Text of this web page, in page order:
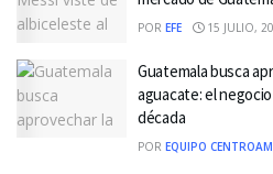
POR EFE 15 JULIO,
Guatemala busca
aguacate: el
década
POR EQUIPO